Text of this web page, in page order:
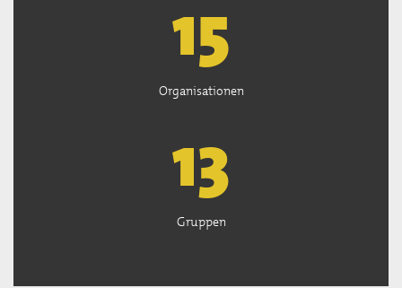
15
Organisationen
13
Gruppen